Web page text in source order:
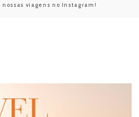
nossas viagens no Instagram!